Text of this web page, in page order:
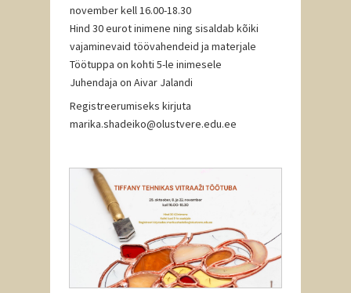
november kell 16.00-18.30
Hind 30 eurot inimene ning sisaldab kõiki
vajaminevaid töövahendeid ja materjale
Töötuppa on kohti 5-le inimesele
Juhendaja on Aivar Jalandi
Registreerumiseks kirjuta
marika.shadeiko@olustvere.edu.ee